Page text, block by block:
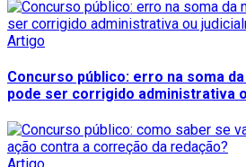
Artigo
Concurso público: erro na soma
pode ser corrigido administrativa